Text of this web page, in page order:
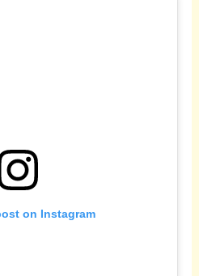
on Instagram